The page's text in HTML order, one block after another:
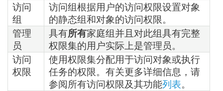
访问
组
访问组根据用户的访问权限设置对象
的静态组和对象的访问权限。
管理
员
具有所有家庭组并且对此组具有完整
权限集的用户实际上是管理员。
访问
权限
使用权限集分配用于访问对象或执行
任务的权限。有关更多详细信息，请
参阅所有访问权限及其功能列表。